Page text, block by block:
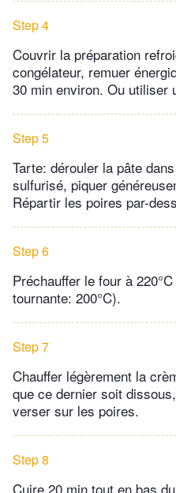
Step 4
Couvrir la préparation
congélateur, remuer
30 min environ. Ou utiliser
Step 5
Tarte: dérouler la pâte
sulfurisé, piquer
Répartir les poires par-
Step 6
Préchauffer le four à
tournante: 200°C).
Step 7
Chauffer légèrement la
que ce dernier soit
verser sur les poires.
Step 8
Cuire 20 min tout en bas